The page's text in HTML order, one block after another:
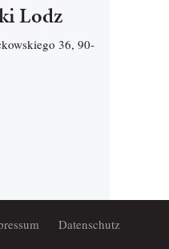
Lodz
36, 90-
Datenschutz